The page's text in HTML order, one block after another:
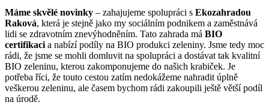
Máme skvělé novinky – zahajujeme spolupráci s Ekozahradou
Raková, která je stejně jako my sociálním podnikem a zaměstnává
lidi se zdravotním znevýhodněním. Tato zahrada má BIO
certifikaci a nabízí podíly na BIO produkci zeleniny. Jsme tedy moc
rádi, že jsme se mohli domluvit na spolupráci a dostávat tak kvalitní
BIO zeleninu, kterou zakomponujeme do našich krabiček. Je
potřeba říci, že touto cestou zatím nedokážeme nahradit úplně
veškerou zeleninu, ale časem bychom rádi zakoupili ještě větší podíl
na úrodě.